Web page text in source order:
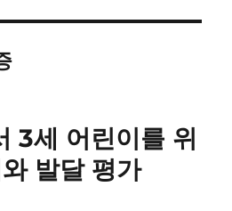
3세 어린이를 위
발달 평가